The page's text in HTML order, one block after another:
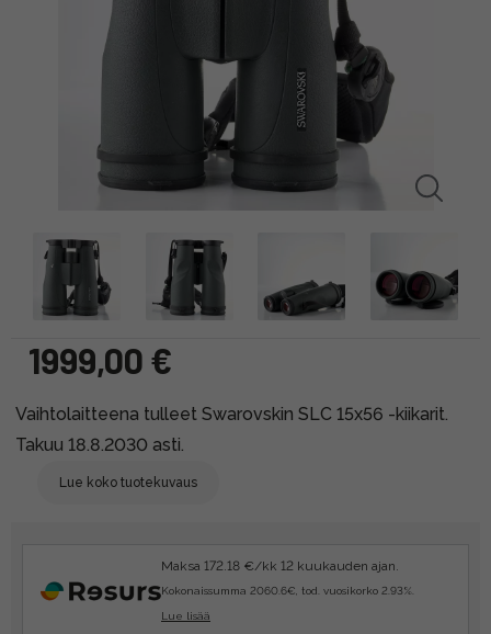
1999,00 €
Vaihtolaitteena tulleet Swarovskin SLC 15x56 -kiikarit.
Takuu 18.8.2030 asti.
Lue koko tuotekuvaus
Maksa 172.18 €/kk 12 kuukauden ajan.
Kokonaissumma 2060.6€, tod. vuosikorko 2.93%.
Lue lisää